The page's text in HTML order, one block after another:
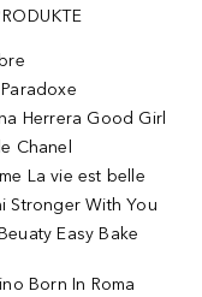
Herrera Good Girl
Chanel
La vie est belle
Stronger With You
Easy Bake
Born In Roma